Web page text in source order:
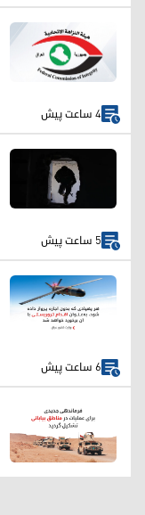
4 ساعت پیش
5 ساعت پیش
6 ساعت پیش